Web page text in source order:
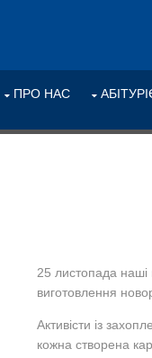
ПРО НАС
25 листопада
виготовлення
Активісти із
кожна створена